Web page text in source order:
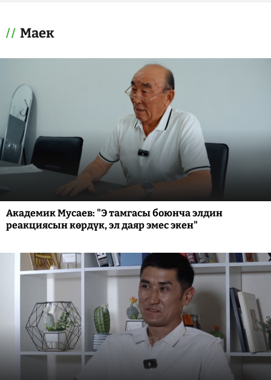
Маек
Академик Мусаев: "Э тамгасы боюнча элдин
реакциясын көрдүк, эл даяр эмес экен"